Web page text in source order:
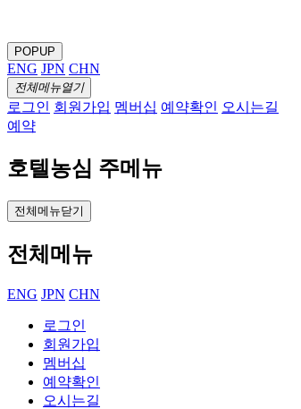
POPUP
ENG JPN CHN
전체메뉴열기
로그인 회원가입 멤버십 예약확인 오시는길
예약
호텔농심 주메뉴
전체메뉴닫기
전체메뉴
ENG JPN CHN
로그인
회원가입
멤버십
예약확인
오시는길